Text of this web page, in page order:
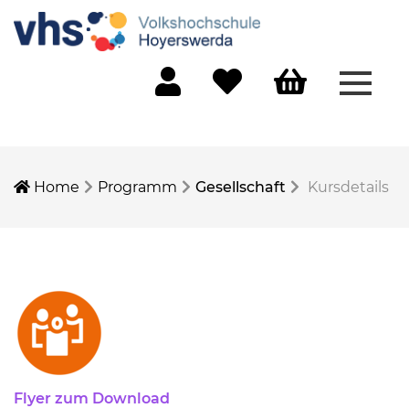
Home Programm Gesellschaft Kursdetails
Flyer zum Download